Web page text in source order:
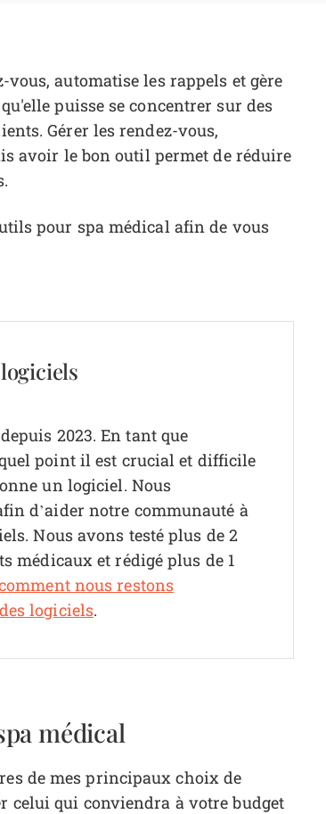
automatise les rappels et gère
puisse se concentrer sur des
Gérer les rendez-vous,
avoir le bon outil permet de réduire
pour spa médical afin de vous
2023. En tant que
point il est crucial et difficile
un logiciel. Nous
d’aider notre communauté à
Nous avons testé plus de 2
médicaux et rédigé plus de 1
nous restons
logiciels.
médical
de mes principaux choix de
celui qui conviendra à votre budget